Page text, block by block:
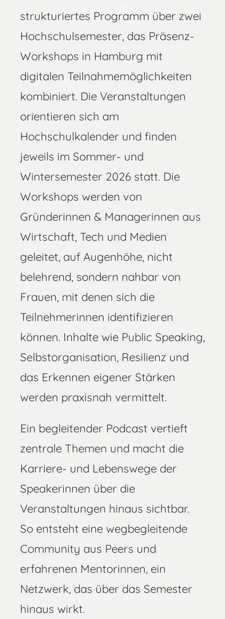
strukturiertes Programm über zwei
Hochschulsemester, das Präsenz-
Workshops in Hamburg mit
digitalen Teilnahmemöglichkeiten
kombiniert. Die Veranstaltungen
orientieren sich am
Hochschulkalender und finden
jeweils im Sommer- und
Wintersemester 2026 statt. Die
Workshops werden von
Gründerinnen & Managerinnen aus
Wirtschaft, Tech und Medien
geleitet, auf Augenhöhe, nicht
belehrend, sondern nahbar von
Frauen, mit denen sich die
Teilnehmerinnen identifizieren
können. Inhalte wie Public Speaking,
Selbstorganisation, Resilienz und
das Erkennen eigener Stärken
werden praxisnah vermittelt.
Ein begleitender Podcast vertieft
zentrale Themen und macht die
Karriere- und Lebenswege der
Speakerinnen über die
Veranstaltungen hinaus sichtbar.
So entsteht eine wegbegleitende
Community aus Peers und
erfahrenen Mentorinnen, ein
Netzwerk, das über das Semester
hinaus wirkt.